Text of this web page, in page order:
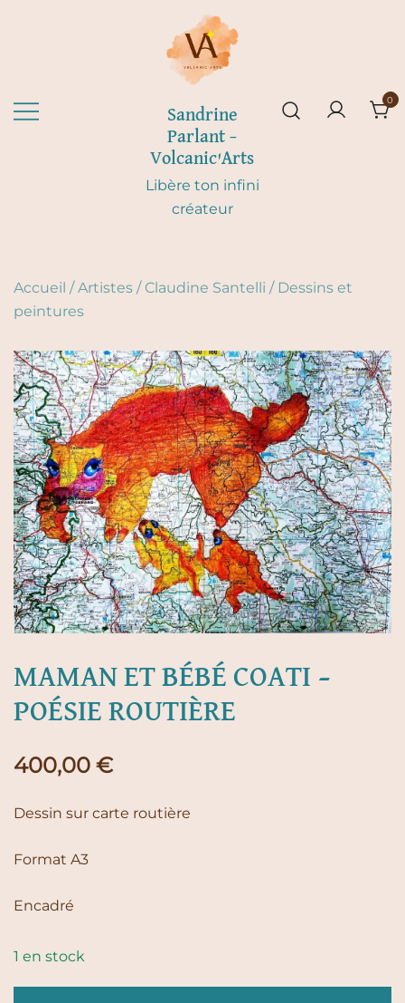
Sandrine
Parlant –
Volcanic'Arts
Libère ton infini
créateur
0
Accueil /Artistes / Claudine Santelli / Dessins et
peintures
MAMAN ET BÉBÉ COATI –
POÉSIE ROUTIÈRE
400,00 €
Dessin sur carte routière
Format A3
Encadré
1 en stock